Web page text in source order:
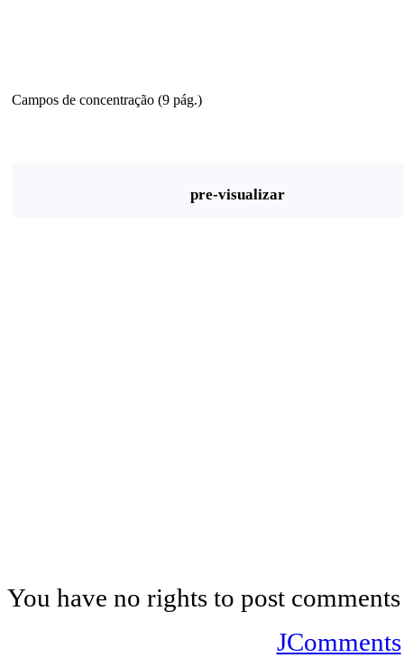
Campos de concentração (9 pág.)
pre-visualizar
You have no rights to post comments
JComments